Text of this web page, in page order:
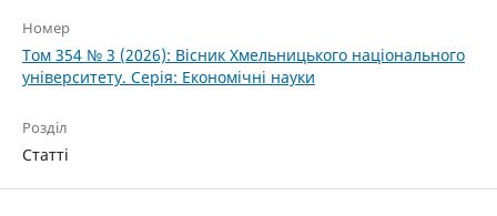
Номер
Том 354 № 3 (2026): Вісник Хмельницького національного
університету. Серія: Економічні науки
Розділ
Статті